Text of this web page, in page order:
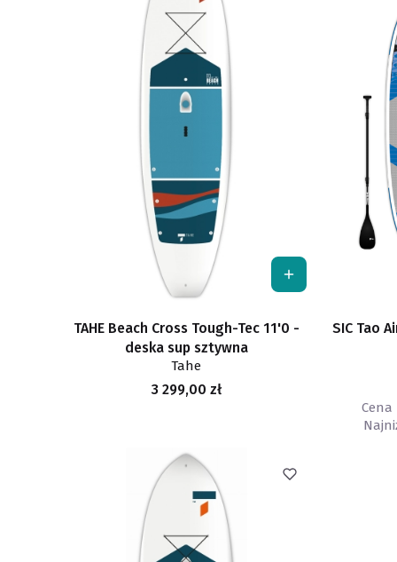
TAHE Beach Cross Tough-Tec 11'0 -
deska sup sztywna
Tahe
Cena
3 299,00 zł
SIC Tao